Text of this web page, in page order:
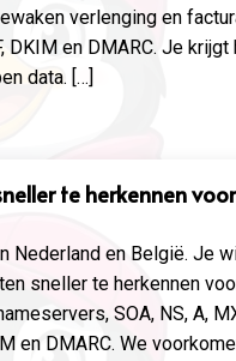
verlenging en
DKIM en DMARC. Je krijgt
data. […]
te herkennen
Nederland en België. Je
sneller te herkennen
SOA, NS, A,
en DMARC. We